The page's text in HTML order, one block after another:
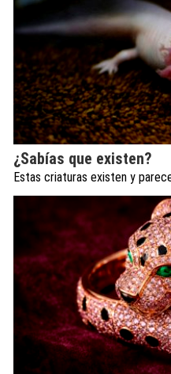
¿Sabías que existen?
Estas criaturas existen y